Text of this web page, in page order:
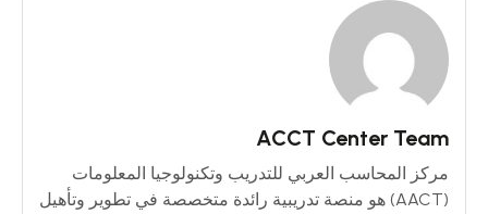
ACCT Center Team
مركز المحاسب العربي للتدريب وتكنولوجيا المعلومات
(AACT) هو منصة تدريبية رائدة متخصصة في تطوير وتأهيل